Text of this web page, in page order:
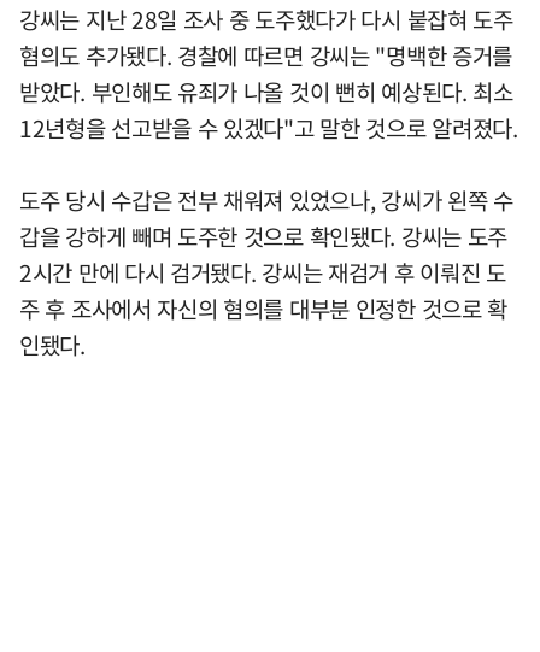
강씨는 지난 28일 조사 중 도주했다가 다시 붙잡혀 도주
혐의도 추가됐다. 경찰에 따르면 강씨는 "명백한 증거를
받았다. 부인해도 유죄가 나올 것이 뻔히 예상된다. 최소
12년형을 선고받을 수 있겠다"고 말한 것으로 알려졌다.
도주 당시 수갑은 전부 채워져 있었으나, 강씨가 왼쪽 수
갑을 강하게 빼며 도주한 것으로 확인됐다. 강씨는 도주
2시간 만에 다시 검거됐다. 강씨는 재검거 후 이뤄진 도
주 후 조사에서 자신의 혐의를 대부분 인정한 것으로 확
인됐다.